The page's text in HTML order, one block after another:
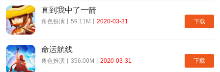
下载
直到我中了一箭
角色扮演丨59.11M丨 2020-03-31
下载
命运航线
角色扮演丨356.00M丨 2020-03-31